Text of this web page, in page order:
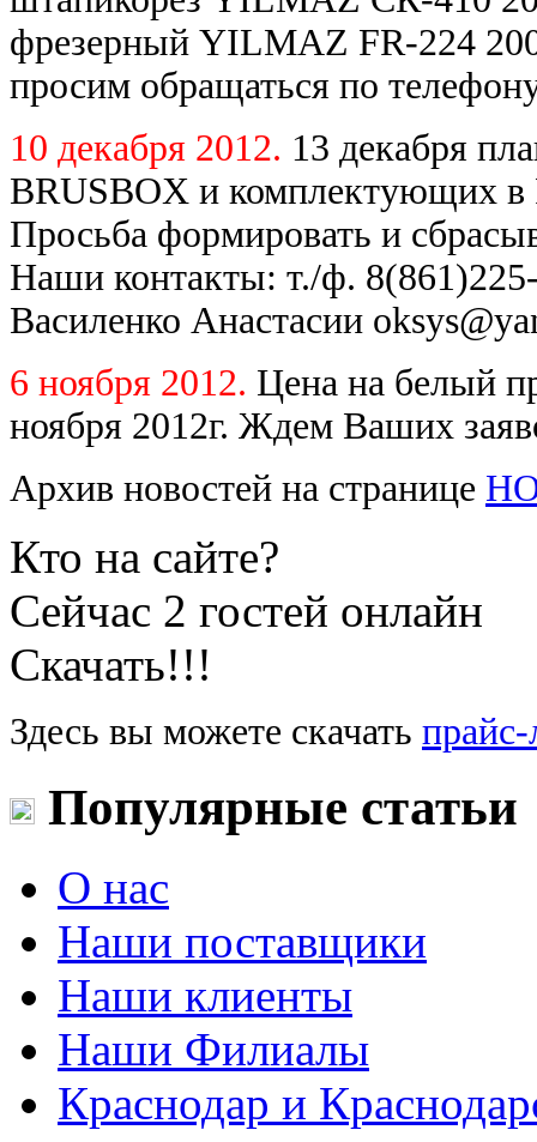
фрезерный YILMAZ FR-224
просим обращаться по
10 декабря 2012. 13 декабря
BRUSBOX и комплектующих в
Просьба формировать и
Наши контакты: т./ф.
Василенко Анастасии
6 ноября 2012. Цена на белый
ноября 2012г. Ждем Ваших
Архив новостей на странице
Кто на сайте?
Сейчас 2 гостей онлайн
Скачать!!!
Здесь вы можете скачать
Популярные статьи
О нас
Наши поставщики
Наши клиенты
Наши Филиалы
Краснодар и